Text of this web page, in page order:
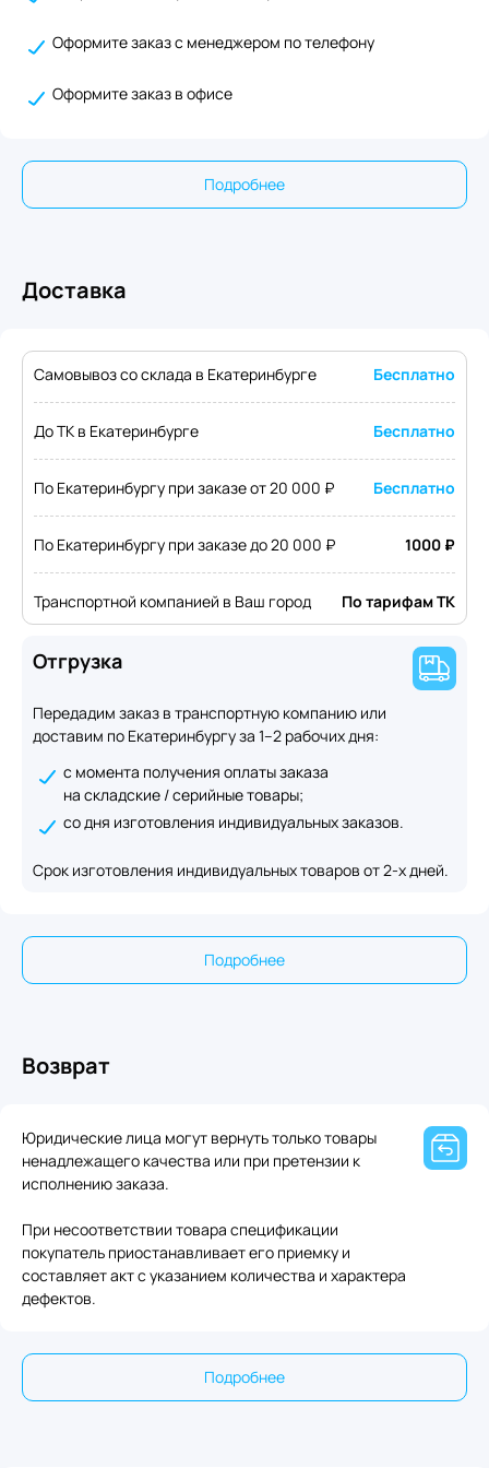
Оформите заказ с менеджером по телефону
Оформите заказ в офисе
Подробнее
Доставка
Самовывоз со склада в Екатеринбурге Бесплатно
До ТК в Екатеринбурге Бесплатно
По Екатеринбургу при заказе от 20 000 ₽ Бесплатно
По Екатеринбургу при заказе до 20 000 ₽ 1000 ₽
Транспортной компанией в Ваш город По тарифам ТК
Отгрузка
Передадим заказ в транспортную компанию или
доставим по Екатеринбургу за 1–2 рабочих дня:
с момента получения оплаты заказа
на складские / серийные товары;
со дня изготовления индивидуальных заказов.
Срок изготовления индивидуальных товаров от 2-х дней.
Подробнее
Возврат
Юридические лица могут вернуть только товары
ненадлежащего качества или при претензии к
исполнению заказа.
При несоответствии товара спецификации
покупатель приостанавливает его приемку и
составляет акт с указанием количества и характера
дефектов.
Подробнее